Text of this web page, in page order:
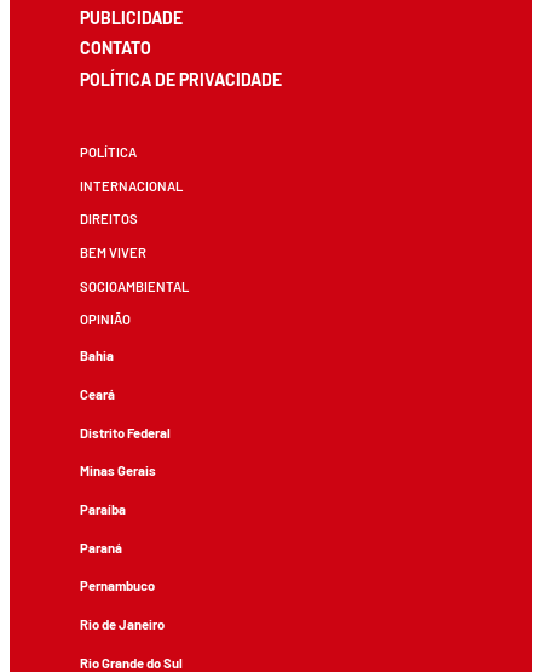
PUBLICIDADE
CONTATO
POLÍTICA DE PRIVACIDADE
POLÍTICA
INTERNACIONAL
DIREITOS
BEM VIVER
SOCIOAMBIENTAL
OPINIÃO
Bahia
Ceará
Distrito Federal
Minas Gerais
Paraíba
Paraná
Pernambuco
Rio de Janeiro
Rio Grande do Sul